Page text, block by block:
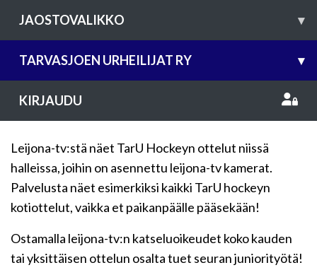
JAOSTOVALIKKO ▾
TARVASJOEN URHEILIJAT RY ▾
KIRJAUDU
Leijona-tv:stä näet TarU Hockeyn ottelut niissä
halleissa, joihin on asennettu leijona-tv kamerat.
Palvelusta näet esimerkiksi kaikki TarU hockeyn
kotiottelut, vaikka et paikanpäälle pääsekään!
Ostamalla leijona-tv:n katseluoikeudet koko kauden
tai yksittäisen ottelun osalta tuet seuran juniorityötä!